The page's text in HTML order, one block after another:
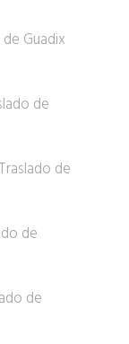
Guadix
de
de
de
de